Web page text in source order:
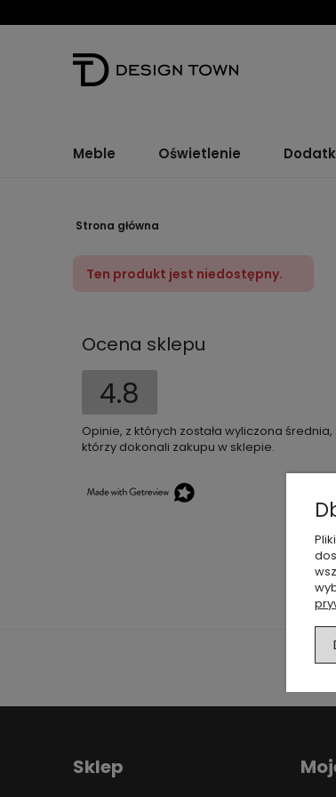
Meble Oświetlenie
Strona główna
Ten produkt jest niedostępny.
Ocena sklepu
4.8
Opinie, z których została wyliczona
którzy dokonali zakupu w sklepie.
Sklep